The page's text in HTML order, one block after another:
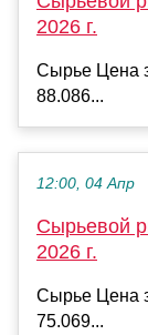
2026 г.
Сырье Цена
88.086...
12:00, 04 Апр
Сырьевой
2026 г.
Сырье Цена
75.069...